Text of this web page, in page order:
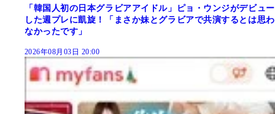
「韓国人初の日本グラビアアイドル」ピョ・ウンジがデビュー
した週プレに凱旋！「まさか妹とグラビアで共演するとは思わ
なかったです」
2026年08月03日 20:00